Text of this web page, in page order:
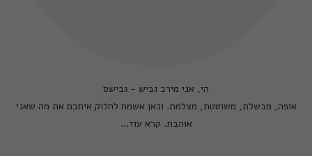
הי, אני מירב גביש - גבישס
אופה, מבשלת, משוטטת, מצלמת. וכאן אשמח לחלוק איתכם את מה שאני
אוהבת. קרא עוד...